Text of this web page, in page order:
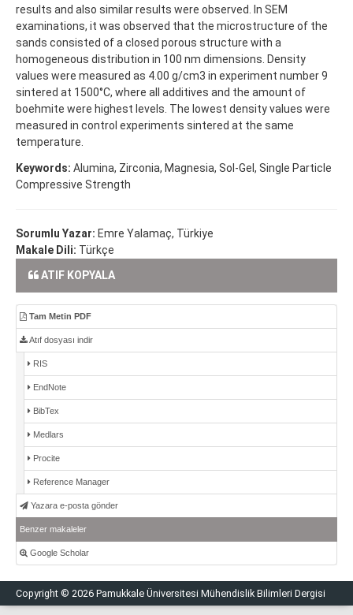
results and also similar results were observed. In SEM
examinations, it was observed that the microstructure of the
sands consisted of a closed porous structure with a
homogeneous distribution in 100 nm dimensions. Density
values were measured as 4.00 g/cm3 in experiment number 9
sintered at 1500°C, where all additives and the amount of
boehmite were highest levels. The lowest density values were
measured in control experiments sintered at the same
temperature.
Keywords: Alumina, Zirconia, Magnesia, Sol-Gel, Single Particle
Compressive Strength
Sorumlu Yazar: Emre Yalamaç, Türkiye
Makale Dili: Türkçe
ATIF KOPYALA
Tam Metin PDF
Atıf dosyası indir
RIS
EndNote
BibTex
Medlars
Procite
Reference Manager
Yazara e-posta gönder
Benzer makaleler
Google Scholar
Copyright © 2026 Pamukkale Üniversitesi Mühendislik Bilimleri Dergisi